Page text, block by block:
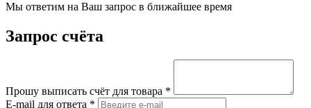
Мы ответим на Ваш запрос в ближайшее время
Запрос счёта
Прошу выписать счёт для товара *
E-mail для ответа *